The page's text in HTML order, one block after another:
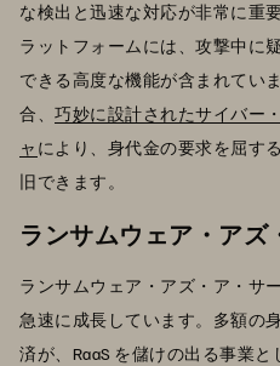
な検出と迅速な対応が非常に重
ラットフォームには、攻撃中に
できる高度な機能が含まれてい
合、 巧妙に設計されたサイバー
ャ により、身代金の要求を屈す
旧できます。
ランサムウェア・ア
ランサムウェア・アズ・ア・サ
急速に成長しています。多額の
済が、RaaS を儲けの出る事業と